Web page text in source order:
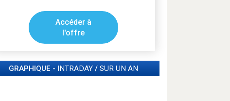
Accéder à
l'offre
GRAPHIQUE - INTRADAY /SUR UN AN